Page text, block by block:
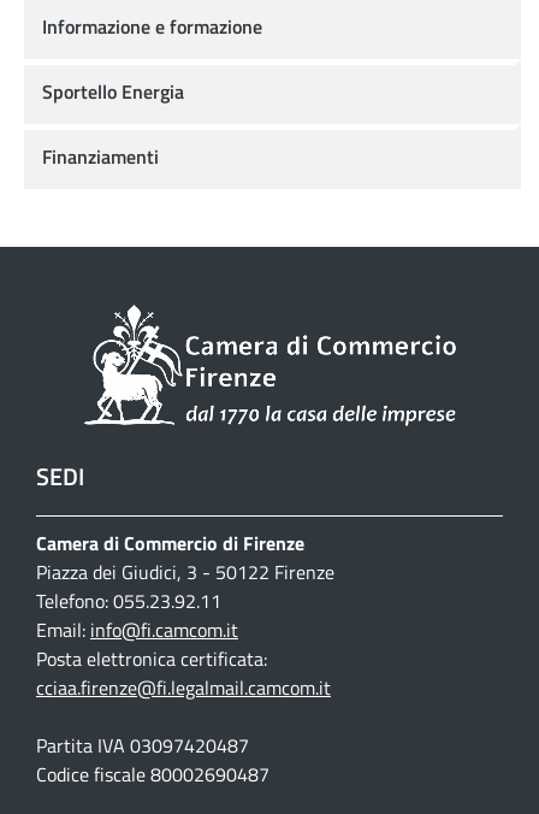
Informazione e formazione
Sportello Energia
Finanziamenti
SEDI
Camera di Commercio di Firenze
Piazza dei Giudici, 3 - 50122 Firenze
Telefono: 055.23.92.11
Email: info@fi.camcom.it
Posta elettronica certificata:
cciaa.firenze@fi.legalmail.camcom.it
Partita IVA 03097420487
Codice fiscale 80002690487